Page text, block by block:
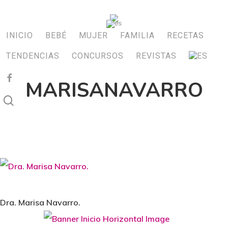
main
content
INICIO BEBÉ MUJER FAMILIA RECETAS
TENDENCIAS CONCURSOS REVISTAS
FACEBOOK
search
MARISANAVARRO
Dra. Marisa Navarro.